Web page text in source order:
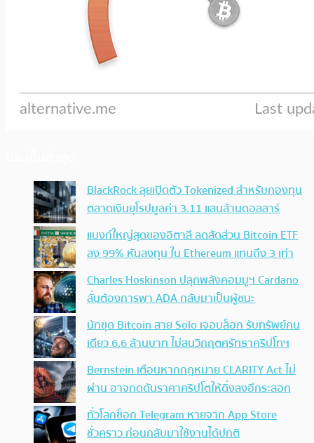
BlackRock ลุยเปิดตัว Tokenized สำหรับกองทุน
ตลาดเงินยุโรปมูลค่า 3.11 แสนล้านดอลลาร์
แบงก์ใหญ่สุดของอิตาลี ลดสัดส่วน Bitcoin ETF
ลง 99% หันลงทุน ใน Ethereum แทนถึง 3 เท่า
Charles Hoskinson ปลุกพลังคอมมูฯ Cardano
ลั่นต้องการพา ADA กลับมาเป็นผู้ชนะ
นักขุด Bitcoin สาย Solo เจอบล็อก รับทรัพย์คน
เดียว 6.6 ล้านบาท ไม่สนวิกฤตศรัทธาคริปโทฯ
Bernstein เตือนหากกฎหมาย CLARITY Act ไม่
ผ่าน อาจกดดันราคาคริปโตให้ดิ่งลงอีกระลอก
ทั่วโลกช็อก Telegram หายจาก App Store
ชั่วคราว ก่อนกลับมาใช้งานได้ปกติ